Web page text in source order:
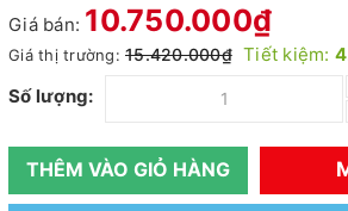
Giá bán: 10.750.000₫
Giá thị trường: 15.420.000₫ Tiết kiệm:
Số lượng:
THÊM VÀO GIỎ HÀNG